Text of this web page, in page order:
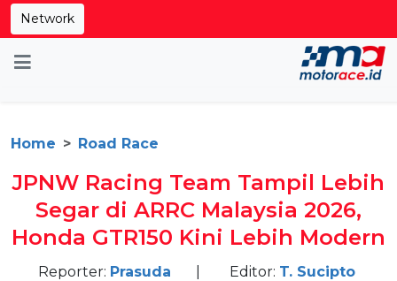
Network
Home Road Race
JPNW Racing Team Tampil Lebih
Segar di ARRC Malaysia 2026,
Honda GTR150 Kini Lebih Modern
Reporter: Prasuda
Editor: T. Sucipto